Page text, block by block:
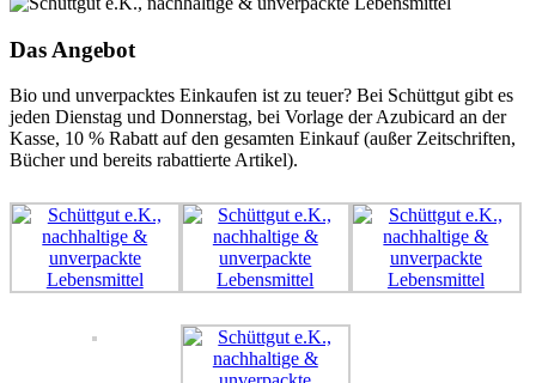
Das Angebot
Bio und unverpacktes Einkaufen ist zu teuer? Bei Schüttgut gibt es
jeden Dienstag und Donnerstag, bei Vorlage der Azubicard an der
Kasse, 10 % Rabatt auf den gesamten Einkauf (außer Zeitschriften,
Bücher und bereits rabattierte Artikel).